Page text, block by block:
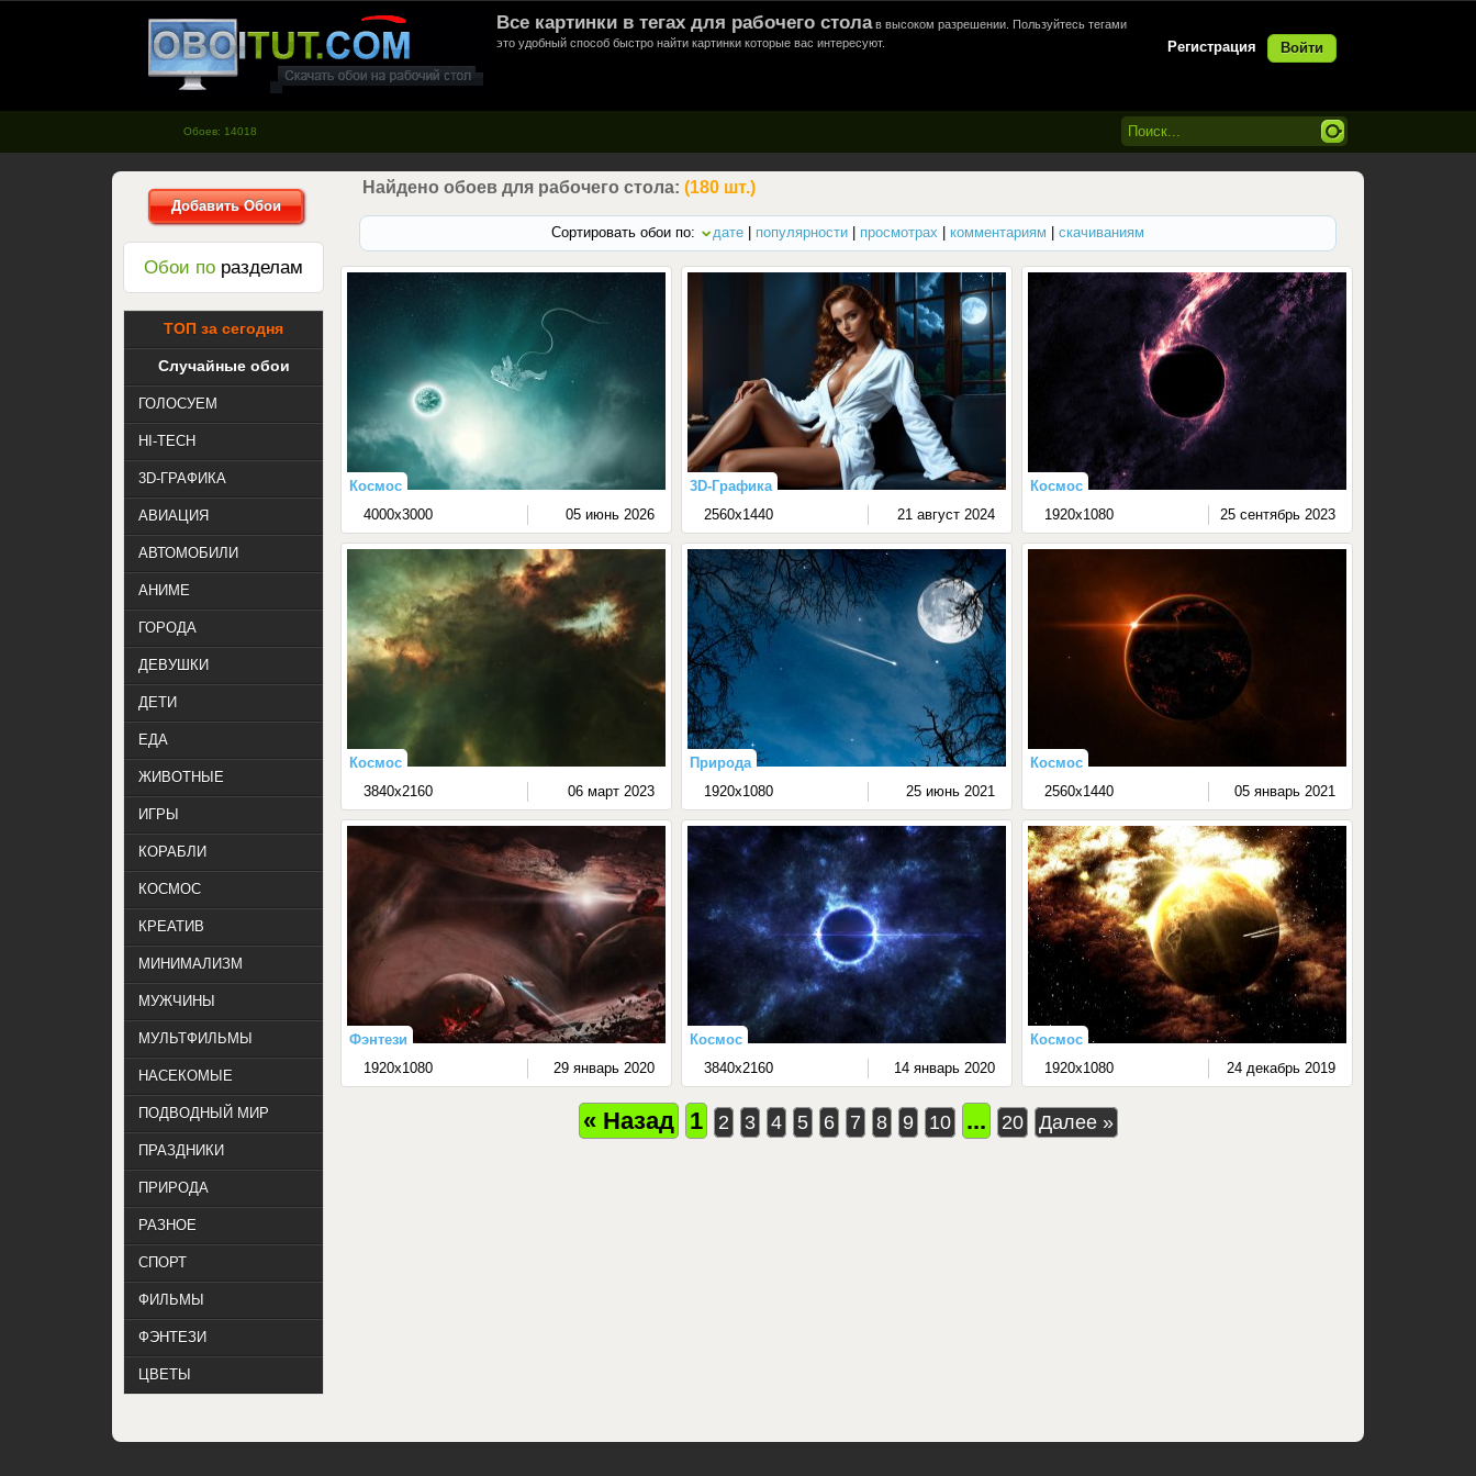
oboitut.com - Обои для рабочего
стола
Регистрация Войти
Все картинки в тегах для рабочего столав высоком разрешении. Пользуйтесь тегами
это удобный способ быстро найти картинки которые вас интересуют.
Обоев: 14018
Найдено обоев для рабочего стола: (180 шт.)
Сортировать обои по: дате популярности просмотрах комментариям скачиваниям
Космос
4000x3000
05 июнь 2026
3D-Графика
2560x1440
21 август 2024
Космос
1920x1080
25 сентябрь 2023
Космос
3840x2160
06 март 2023
Природа
1920x1080
25 июнь 2021
Космос
2560x1440
05 январь 2021
Фэнтези
1920x1080
29 январь 2020
Космос
3840x2160
14 январь 2020
Космос
1920x1080
24 декабрь 2019
« Назад 1 2 3 4 5 6 7 8 9 10 ... 20 Далее »
Добавить Обои
Обои по разделам
ТОП за сегодня
Случайные обои
ГОЛОСУЕМ
HI-TECH
3D-ГРАФИКА
АВИАЦИЯ
АВТОМОБИЛИ
АНИМЕ
ГОРОДА
ДЕВУШКИ
ДЕТИ
ЕДА
ЖИВОТНЫЕ
ИГРЫ
КОРАБЛИ
КОСМОС
КРЕАТИВ
МИНИМАЛИЗМ
МУЖЧИНЫ
МУЛЬТФИЛЬМЫ
НАСЕКОМЫЕ
ПОДВОДНЫЙ МИР
ПРАЗДНИКИ
ПРИРОДА
РАЗНОЕ
СПОРТ
ФИЛЬМЫ
ФЭНТЕЗИ
ЦВЕТЫ